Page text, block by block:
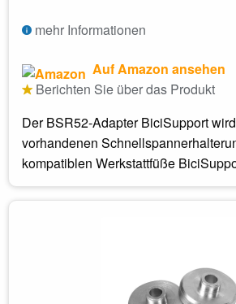
mehr Informationen
Auf Amazon ansehen
Berichten Sie über das Produkt
Der BSR52-Adapter BiciSupport
vorhandenen
kompatiblen Werkstattfüße